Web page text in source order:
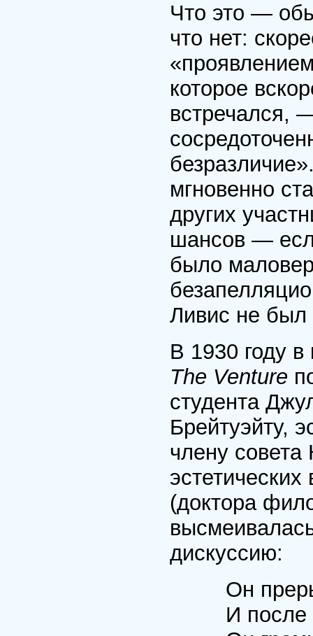
Что это —
что нет:
которое
встречался,
мгновенно
других
шансов —
было
Ливис не был
В 1930 году
The Venture
студента
Брейтуэйту,
члену совета
(доктора
дискуссию:
Он
И после